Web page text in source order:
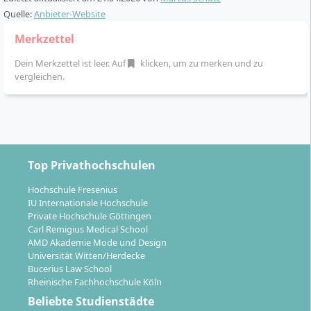
einem Tag pro Woche und samstags statt und
kombiniert Präsenz mit Online-Elementen.
Phasen:
Theoriephasen in den ersten Semestern mit
fünften Semester (Vollzeit) bzw. sechsten
Semester (berufsbegleitend/hybrid)
Spezialisierung durch Wahlmodule und
fächerübergreifende Projekte
Abschlussphase mit Bachelorarbeit und
Disputation
Der Studiengang startet sowohl im Sommer- als auch
im Wintersemester.
Quelle:Anbieter-Website
Merkzettel
Dein Merkzettel ist leer. Auf
klicken, um zu merken und zu
vergleichen.
Top Privathochschulen
Hochschule Fresenius
IU Internationale Hochschule
Private Hochschule Göttingen
Carl Remigius Medical School
AMD Akademie Mode und Design
Universität Witten/Herdecke
Bucerius Law School
Rheinische Fachhochschule Köln
Beliebte Studienstädte